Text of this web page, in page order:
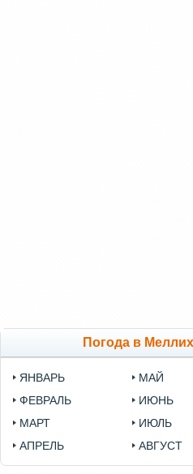
Погода в
ЯНВАРЬ
ФЕВРАЛЬ
МАРТ
АПРЕЛЬ
МАЙ
ИЮНЬ
ИЮЛЬ
АВГУСТ